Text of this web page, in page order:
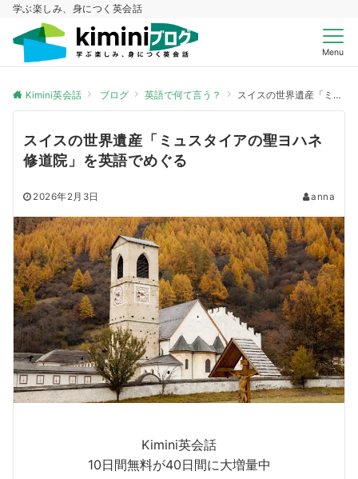
学ぶ楽しみ、身につく英会話
Menu
Kimini英会話 ブログ 英語で何て言う？ スイスの世界遺産「ミュスタイアの聖ヨハネ修道院」を英語でめぐる
スイスの世界遺産「ミュスタイアの聖ヨハネ
修道院」を英語でめぐる
2026年2月3日 anna
Kimini英会話
10日間無料が40日間に大増量中